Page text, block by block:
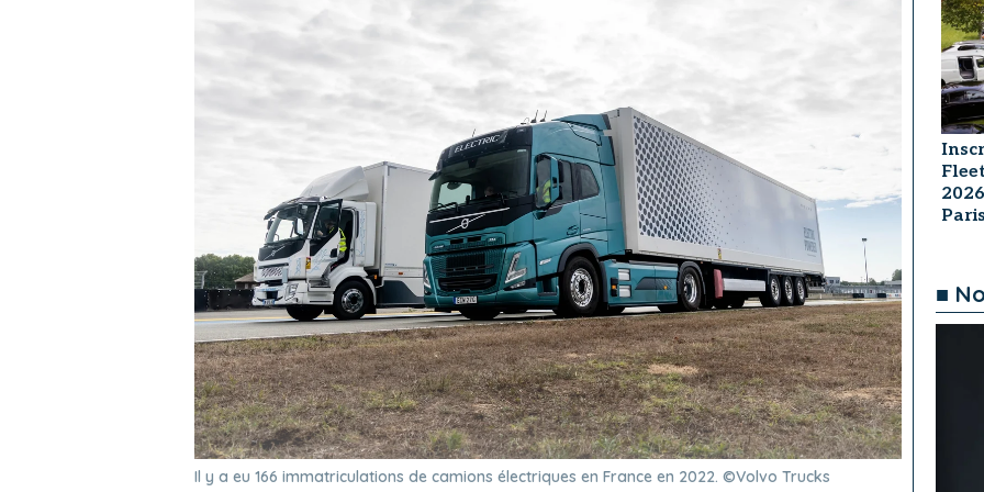
Il y a eu 166 immatriculations de camions électriques en France en 2022. ©Volvo Trucks
■